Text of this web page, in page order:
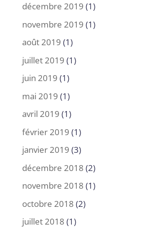
décembre 2019 (1)
novembre 2019 (1)
août 2019 (1)
juillet 2019 (1)
juin 2019 (1)
mai 2019 (1)
avril 2019 (1)
février 2019 (1)
janvier 2019 (3)
décembre 2018 (2)
novembre 2018 (1)
octobre 2018 (2)
juillet 2018 (1)